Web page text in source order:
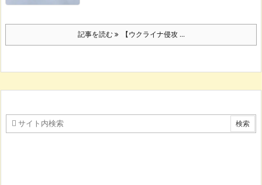
記事を読む 【ウクライナ侵攻 ...